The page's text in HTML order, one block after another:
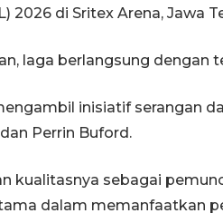
2026 di Sritex Arena, Jawa
laga berlangsung dengan
inisiatif serangan
Perrin Buford.
kualitasnya sebagai
dalam memanfaatkan